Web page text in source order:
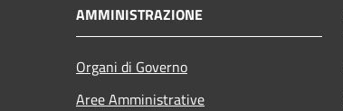
AMMINISTRAZIONE
Organi di Governo
Aree Amministrative